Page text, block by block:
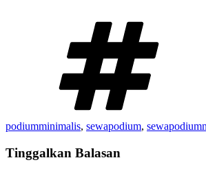
podiumminimalis, sewapodium,
Tinggalkan Balasan